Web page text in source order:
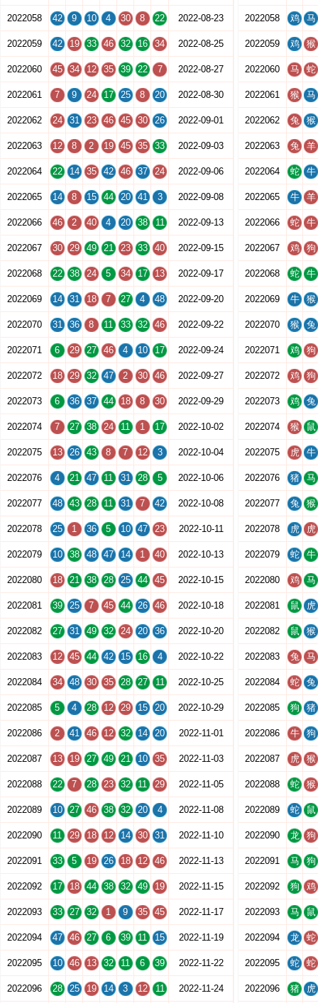
2022058 42 9 10 4 30 8 22 2022-08-23
2022059 42 19 33 46 32 16 34 2022-08-25
2022060 45 34 12 35 39 22 7 2022-08-27
2022061 7 9 24 17 25 8 20 2022-08-30
2022062 24 31 23 46 45 30 26 2022-09-01
2022063 12 8 2 19 45 35 33 2022-09-03
2022064 22 14 35 42 46 37 24 2022-09-06
2022065 14 8 15 44 20 41 3 2022-09-08
2022066 46 2 40 4 20 38 11 2022-09-13
2022067 30 29 49 21 23 33 40 2022-09-15
2022068 22 38 24 5 34 17 13 2022-09-17
2022069 14 31 18 7 27 4 48 2022-09-20
2022070 31 36 8 11 33 32 46 2022-09-22
2022071 6 29 27 46 4 10 17 2022-09-24
2022072 18 29 32 47 2 30 46 2022-09-27
2022073 6 36 37 44 18 8 30 2022-09-29
2022074 7 27 38 24 11 1 17 2022-10-02
2022075 13 26 43 8 7 12 3 2022-10-04
2022076 4 21 47 11 31 28 5 2022-10-06
2022077 48 43 28 11 31 7 42 2022-10-08
2022078 25 1 36 5 10 47 23 2022-10-11
2022079 10 38 48 47 14 1 40 2022-10-13
2022080 18 21 38 28 25 44 45 2022-10-15
2022081 39 25 7 45 44 26 46 2022-10-18
2022082 27 31 49 32 24 20 36 2022-10-20
2022083 12 45 44 42 15 16 4 2022-10-22
2022084 34 48 30 35 28 27 11 2022-10-25
2022085 5 4 28 12 29 15 20 2022-10-29
2022086 2 41 46 12 32 14 20 2022-11-01
2022087 13 19 27 49 21 10 35 2022-11-03
2022088 22 7 28 23 32 11 29 2022-11-05
2022089 10 27 46 38 32 20 4 2022-11-08
2022090 11 29 18 12 14 30 31 2022-11-10
2022091 33 5 19 26 18 12 46 2022-11-13
2022092 17 18 44 38 32 49 19 2022-11-15
2022093 33 27 32 1 9 35 45 2022-11-17
2022094 47 46 27 6 39 11 15 2022-11-19
2022095 10 46 13 32 11 6 39 2022-11-22
2022096 28 25 19 14 3 12 11 2022-11-24
2022058 鸡 马
2022059 鸡 猴
2022060 马 蛇
2022061 猴 马
2022062 兔 猴
2022063 兔 羊
2022064 蛇 牛
2022065 牛 羊
2022066 蛇 牛
2022067 鸡 狗
2022068 蛇 牛
2022069 牛 猴
2022070 猴 兔
2022071 鸡 狗
2022072 鸡 狗
2022073 鸡 兔
2022074 猴 鼠
2022075 虎 牛
2022076 猪 马
2022077 兔 猴
2022078 虎 虎
2022079 蛇 牛
2022080 鸡 马
2022081 鼠 虎
2022082 鼠 猴
2022083 兔 马
2022084 蛇 兔
2022085 狗 猪
2022086 牛 狗
2022087 虎 猴
2022088 蛇 猴
2022089 蛇 鼠
2022090 龙 狗
2022091 马 狗
2022092 狗 鸡
2022093 马 鼠
2022094 龙 蛇
2022095 蛇 蛇
2022096 猪 虎